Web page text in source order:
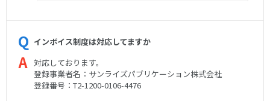
インボイス制度は対応してますか
対応しております。
登録事業者名：サンライズパブリケーション株式会社
登録番号：T2-1200-0106-4476